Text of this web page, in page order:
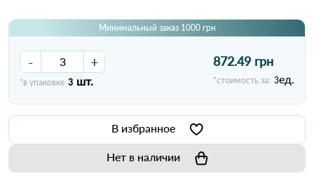
Минимальный заказ 1000 грн
- +
*в упаковке 3 шт.
872.49 грн
*стоимость за: 3ед.
В избранное
Нет в наличии